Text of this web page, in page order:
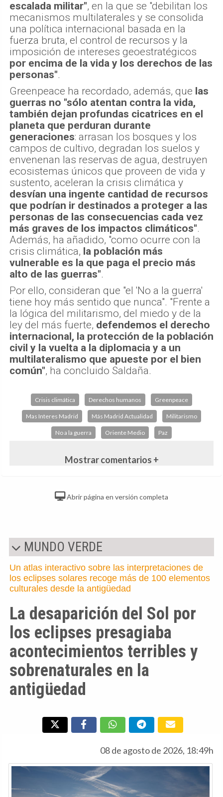
escalada militar", en la que se "debilitan los
mecanismos multilaterales y se consolida
una política internacional basada en la
fuerza bruta, el control de recursos y la
imposición de intereses geoestratégicos
por encima de la vida y los derechos de las
personas".
Greenpeace ha recordado, además, que las
guerras no "sólo atentan contra la vida,
también dejan profundas cicatrices en el
planeta que perduran durante
generaciones: arrasan los bosques y los
campos de cultivo, degradan los suelos y
envenenan las reservas de agua, destruyen
ecosistemas únicos que proveen de vida y
sustento, aceleran la crisis climática y
desvían una ingente cantidad de recursos
que podrían ir destinados a proteger a las
personas de las consecuencias cada vez
más graves de los impactos climáticos".
Además, ha añadido, "como ocurre con la
crisis climática, la población más
vulnerable es la que paga el precio más
alto de las guerras".
Por ello, consideran que "el 'No a la guerra'
tiene hoy más sentido que nunca". "Frente a
la lógica del militarismo, del miedo y de la
ley del más fuerte, defendemos el derecho
internacional, la protección de la población
civil y la vuelta a la diplomacia y a un
multilateralismo que apueste por el bien
común", ha concluido Saldaña.
Crisis climática Derechos humanos Greenpeace
Mas Interes Madrid Más Madrid Actualidad Militarismo
No a la guerra Oriente Medio Paz
Mostrar comentarios +
Abrir página en versión completa
MUNDO VERDE
Un atlas interactivo sobre las interpretaciones de
los eclipses solares recoge más de 100 elementos
culturales desde la antigüedad
La desaparición del Sol por
los eclipses presagiaba
acontecimientos terribles y
sobrenaturales en la
antigüedad
08 de agosto de 2026, 18:49h